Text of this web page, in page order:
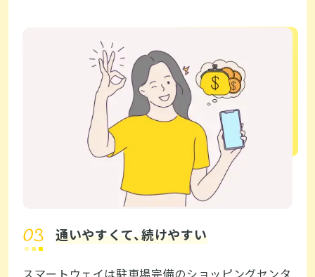
通いやすくて、続けやすい
スマートウェイは駐車場完備のショッピングセンタ